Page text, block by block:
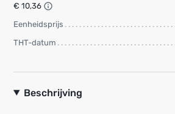
€ 10,36
Eenheidsprijs
THT-datum
Beschrijving